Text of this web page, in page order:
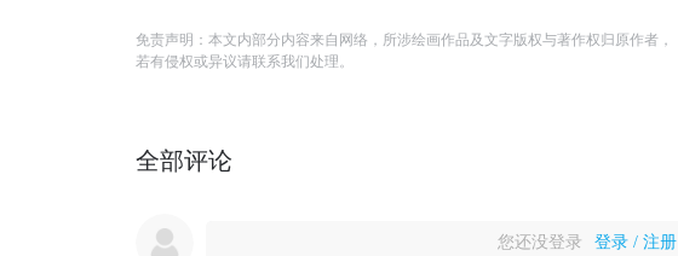
免责声明：本文内部分内容来自网络，所涉绘画作品及文字版权与著作权归原作者，
若有侵权或异议请联系我们处理。
全部评论
您还没登录 登录 / 注册